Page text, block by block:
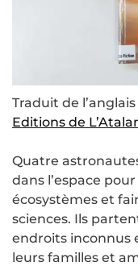
Traduit de
Editions de
Quatre
dans l’espace
écosystèmes et
sciences. Ils
endroits inconnus
leurs familles et